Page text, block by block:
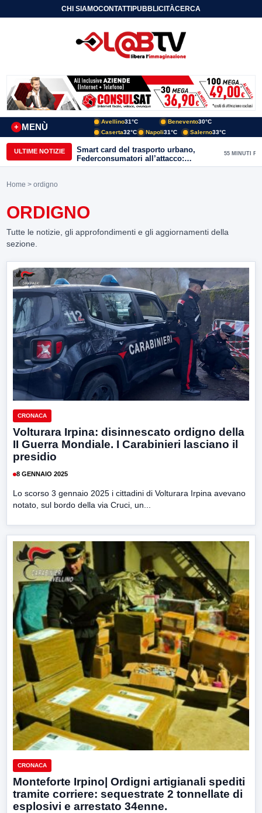
CHI SIAMOCONTATTIPUBBLICITÀCERCA
MENÙ
+
Avellino31°C Benevento30°C
Caserta32°C Napoli31°C Salerno33°C
ULTIME NOTIZIE
Smart card del trasporto urbano,
Federconsumatori all’attacco:
«Benevento ha bisogno di uno
55 MINUTI FA
Home > ordigno
ORDIGNO
Tutte le notizie, gli approfondimenti e gli aggiornamenti della
sezione.
CRONACA
Volturara Irpina: disinnescato ordigno della
II Guerra Mondiale. I Carabinieri lasciano il
presidio
8 GENNAIO 2025
Lo scorso 3 gennaio 2025 i cittadini di Volturara Irpina avevano
notato, sul bordo della via Cruci, un...
CRONACA
Monteforte Irpino| Ordigni artigianali spediti
tramite corriere: sequestrate 2 tonnellate di
esplosivi e arrestato 34enne.